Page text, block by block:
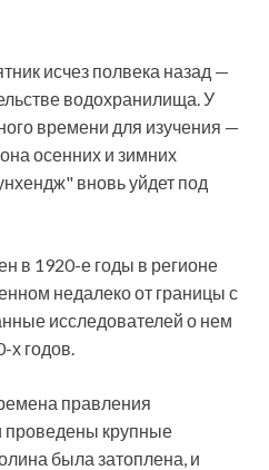
исчез полвека назад —
водохранилища. У
времени для изучения —
осенних и зимних
вновь уйдет под
в 1920-е годы в регионе
недалеко от границы с
исследователей о нем
х годов.
правления
проведены крупные
была затоплена, и